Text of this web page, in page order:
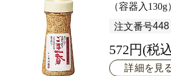
（容器入130g
注文番号448
572円(税
詳細を見